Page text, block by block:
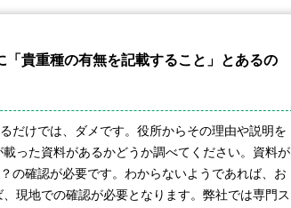
貴重種の有無を記載すること」とあるの
だけでは、ダメです。役所からその理由や説明を
った資料があるかどうか調べてください。資料が
の確認が必要です。わからないようであれば、お
現地での確認が必要となります。弊社では専門ス